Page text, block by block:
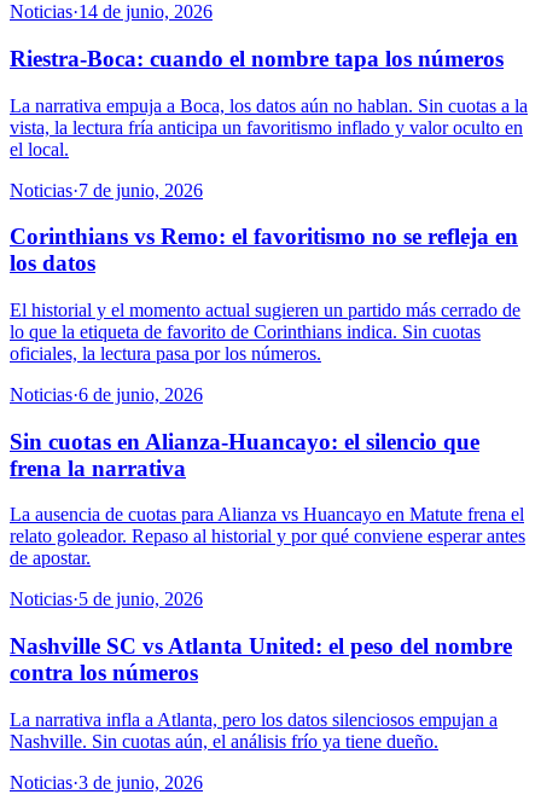
Noticias·14 de junio, 2026
Riestra-Boca: cuando el nombre tapa los números
La narrativa empuja a Boca, los datos aún no hablan. Sin cuotas a la
vista, la lectura fría anticipa un favoritismo inflado y valor oculto en
el local.
Noticias·7 de junio, 2026
Corinthians vs Remo: el favoritismo no se refleja en
los datos
El historial y el momento actual sugieren un partido más cerrado de
lo que la etiqueta de favorito de Corinthians indica. Sin cuotas
oficiales, la lectura pasa por los números.
Noticias·6 de junio, 2026
Sin cuotas en Alianza-Huancayo: el silencio que
frena la narrativa
La ausencia de cuotas para Alianza vs Huancayo en Matute frena el
relato goleador. Repaso al historial y por qué conviene esperar antes
de apostar.
Noticias·5 de junio, 2026
Nashville SC vs Atlanta United: el peso del nombre
contra los números
La narrativa infla a Atlanta, pero los datos silenciosos empujan a
Nashville. Sin cuotas aún, el análisis frío ya tiene dueño.
Noticias·3 de junio, 2026